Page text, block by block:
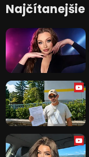
Najčítanejšie